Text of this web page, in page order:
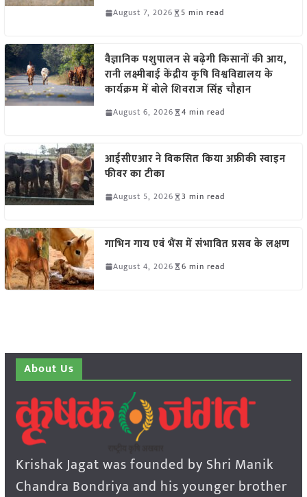
August 7, 2026 5 min read
वैज्ञानिक पशुपालन से बढ़ेगी किसानों की आय,
रानी लक्ष्मीबाई केंद्रीय कृषि विश्वविद्यालय के
कार्यक्रम में बोले शिवराज सिंह चौहान
August 6, 2026 4 min read
आईसीएआर ने विकसित किया अफ्रीकी स्वाइन
फीवर का टीका
August 5, 2026 3 min read
गाभिन गाय एवं भैंस में संभावित प्रसव के लक्षण
August 4, 2026 6 min read
About Us
Krishak Jagat was founded by Shri Manik
Chandra Bondriya and his younger brother